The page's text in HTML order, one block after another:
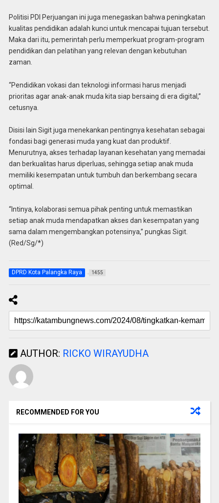
Politisi PDI Perjuangan ini juga menegaskan bahwa peningkatan
kualitas pendidikan adalah kunci untuk mencapai tujuan tersebut.
Maka dari itu, pemerintah perlu memperkuat program-program
pendidikan dan pelatihan yang relevan dengan kebutuhan
zaman.
“Pendidikan vokasi dan teknologi informasi harus menjadi
prioritas agar anak-anak muda kita siap bersaing di era digital,”
cetusnya.
Disisi lain Sigit juga menekankan pentingnya kesehatan sebagai
fondasi bagi generasi muda yang kuat dan produktif.
Menurutnya, akses terhadap layanan kesehatan yang memadai
dan berkualitas harus diperluas, sehingga setiap anak muda
memiliki kesempatan untuk tumbuh dan berkembang secara
optimal.
“Intinya, kolaborasi semua pihak penting untuk memastikan
setiap anak muda mendapatkan akses dan kesempatan yang
sama dalam mengembangkan potensinya,” pungkas Sigit.
(Red/Sg/*)
DPRD Kota Palangka Raya 1455
AUTHOR: RICKO WIRAYUDHA
RECOMMENDED FOR YOU